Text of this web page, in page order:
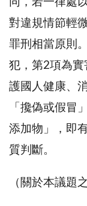
對違規情節輕
罪刑相當原則
犯，第2項為
護國人健康、
「攙偽或假冒
添加物」，即
質判斷。
（關於本議題